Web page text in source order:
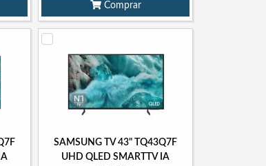
Comprar
SAMSUNG TV 43" TQ43Q7F
UHD QLED SMARTTV IA